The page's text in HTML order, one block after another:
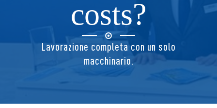
costs?
Lavorazione completa con un solo
macchinario.